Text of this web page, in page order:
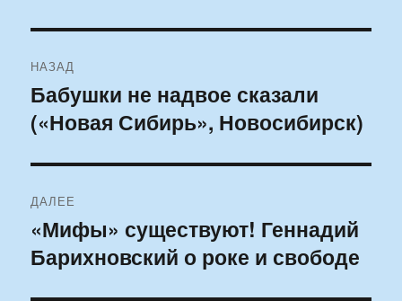
по
записям
НАЗАД
Предыдущая
запись:
Бабушки не надвое сказали
(«Новая Сибирь», Новосибирск)
ДАЛЕЕ
Следующая
запись:
«Мифы» существуют! Геннадий
Барихновский о роке и свободе